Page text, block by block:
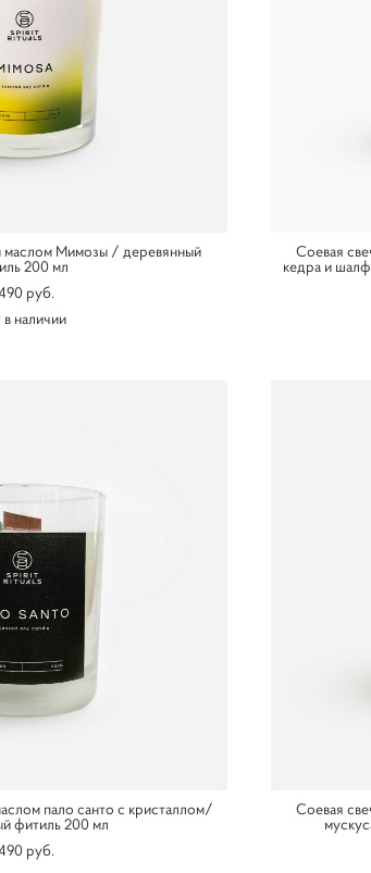
маслом Мимозы / деревянный
200 мл
pуб.
наличии
Соевая
кедра и
пало санто с кристаллом/
фитиль 200 мл
pуб.
Соевая